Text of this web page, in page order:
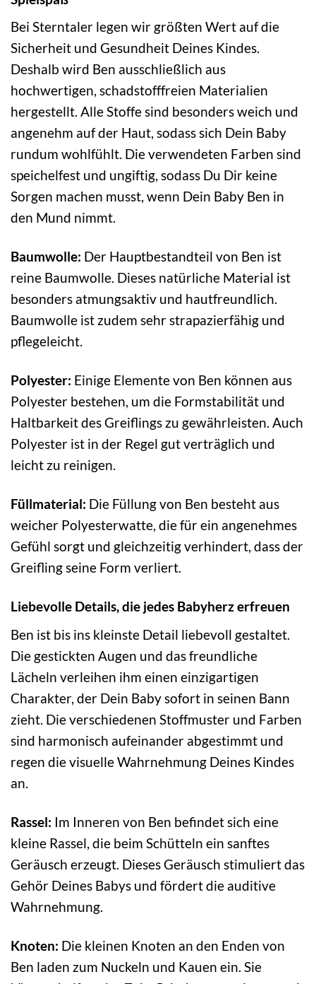
Bei Sterntaler legen wir größten Wert auf die
Sicherheit und Gesundheit Deines Kindes.
Deshalb wird Ben ausschließlich aus
hochwertigen, schadstofffreien Materialien
hergestellt. Alle Stoffe sind besonders weich und
angenehm auf der Haut, sodass sich Dein Baby
rundum wohlfühlt. Die verwendeten Farben sind
speichelfest und ungiftig, sodass Du Dir keine
Sorgen machen musst, wenn Dein Baby Ben in
den Mund nimmt.
Baumwolle: Der Hauptbestandteil von Ben ist
reine Baumwolle. Dieses natürliche Material ist
besonders atmungsaktiv und hautfreundlich.
Baumwolle ist zudem sehr strapazierfähig und
pflegeleicht.
Polyester: Einige Elemente von Ben können aus
Polyester bestehen, um die Formstabilität und
Haltbarkeit des Greiflings zu gewährleisten. Auch
Polyester ist in der Regel gut verträglich und
leicht zu reinigen.
Füllmaterial: Die Füllung von Ben besteht aus
weicher Polyesterwatte, die für ein angenehmes
Gefühl sorgt und gleichzeitig verhindert, dass der
Greifling seine Form verliert.
Liebevolle Details, die jedes Babyherz erfreuen
Ben ist bis ins kleinste Detail liebevoll gestaltet.
Die gestickten Augen und das freundliche
Lächeln verleihen ihm einen einzigartigen
Charakter, der Dein Baby sofort in seinen Bann
zieht. Die verschiedenen Stoffmuster und Farben
sind harmonisch aufeinander abgestimmt und
regen die visuelle Wahrnehmung Deines Kindes
an.
Rassel: Im Inneren von Ben befindet sich eine
kleine Rassel, die beim Schütteln ein sanftes
Geräusch erzeugt. Dieses Geräusch stimuliert das
Gehör Deines Babys und fördert die auditive
Wahrnehmung.
Knoten: Die kleinen Knoten an den Enden von
Ben laden zum Nuckeln und Kauen ein. Sie